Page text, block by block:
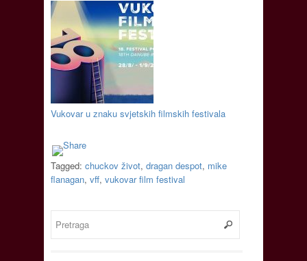
Vukovar u znaku svjetskih filmskih festivala
Tagged: chuckov život, dragan despot, mike
flanagan, vff, vukovar film festival